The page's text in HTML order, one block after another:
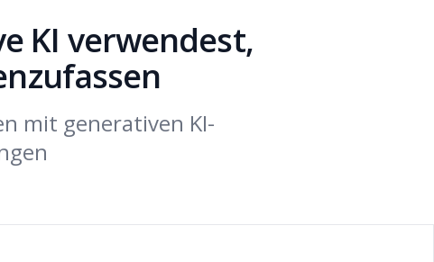
KI verwendest,
mit generativen KI-